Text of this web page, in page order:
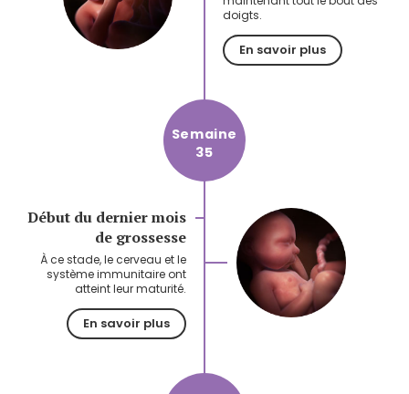
doigts.
En savoir plus
Semaine
35
Début du dernier mois
de grossesse
À ce stade, le cerveau et le
système immunitaire ont
atteint leur maturité.
En savoir plus